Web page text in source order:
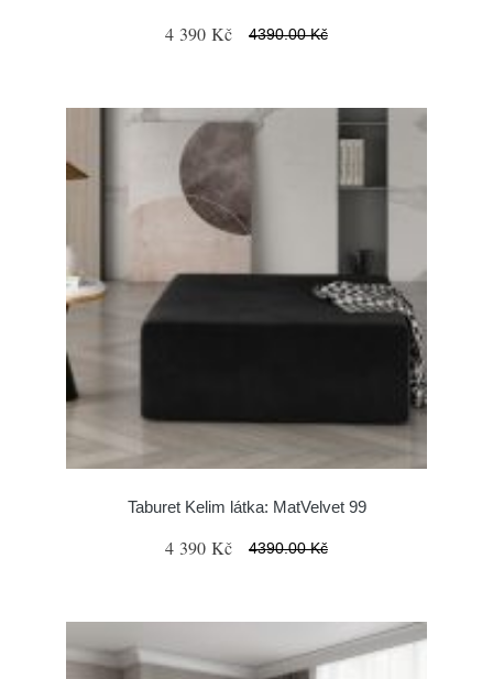
4 390 Kč 4390.00 Kč
Taburet Kelim látka: MatVelvet 99
4 390 Kč 4390.00 Kč